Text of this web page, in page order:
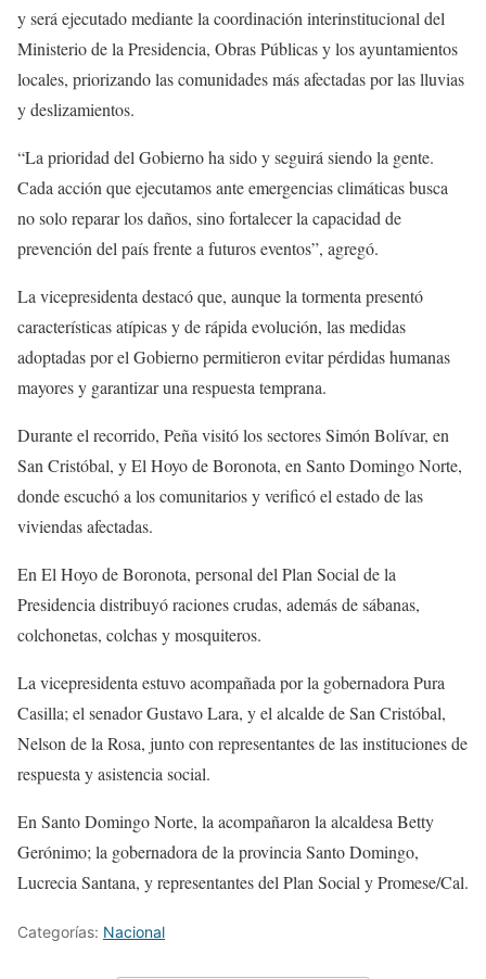
y será ejecutado mediante la coordinación interinstitucional del
Ministerio de la Presidencia, Obras Públicas y los ayuntamientos
locales, priorizando las comunidades más afectadas por las lluvias
y deslizamientos.
“La prioridad del Gobierno ha sido y seguirá siendo la gente.
Cada acción que ejecutamos ante emergencias climáticas busca
no solo reparar los daños, sino fortalecer la capacidad de
prevención del país frente a futuros eventos”, agregó.
La vicepresidenta destacó que, aunque la tormenta presentó
características atípicas y de rápida evolución, las medidas
adoptadas por el Gobierno permitieron evitar pérdidas humanas
mayores y garantizar una respuesta temprana.
Durante el recorrido, Peña visitó los sectores Simón Bolívar, en
San Cristóbal, y El Hoyo de Boronota, en Santo Domingo Norte,
donde escuchó a los comunitarios y verificó el estado de las
viviendas afectadas.
En El Hoyo de Boronota, personal del Plan Social de la
Presidencia distribuyó raciones crudas, además de sábanas,
colchonetas, colchas y mosquiteros.
La vicepresidenta estuvo acompañada por la gobernadora Pura
Casilla; el senador Gustavo Lara, y el alcalde de San Cristóbal,
Nelson de la Rosa, junto con representantes de las instituciones de
respuesta y asistencia social.
En Santo Domingo Norte, la acompañaron la alcaldesa Betty
Gerónimo; la gobernadora de la provincia Santo Domingo,
Lucrecia Santana, y representantes del Plan Social y Promese/Cal.
Categorías: Nacional